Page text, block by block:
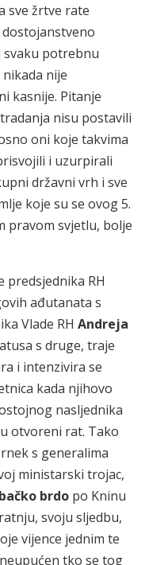
sve žrtve rate
svaku potrebnu
nije
kasnije. Pitanje
nisu postavili
oni koje takvima
i uzurpirali
državni vrh i sve
koje su se ovog 5.
pravom svjetlu, bolje
RH
ađutanata s
Vlade RH Andreja
s druge, traje
i intenzivira se
kada njihovo
nasljednika
otvoreni rat. Tako
s generalima
ministarski trojac,
brdopo Kninu
svoju sljedbu,
vijence jednim te
tko se tog